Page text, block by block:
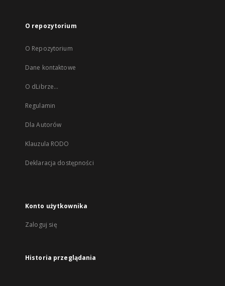
O repozytorium
O Repozytorium
Dane kontaktowe
O dLibrze...
Regulamin
Dla Autorów
Klauzula RODO
Deklaracja dostępności
Konto użytkownika
Zaloguj się
Historia przeglądania